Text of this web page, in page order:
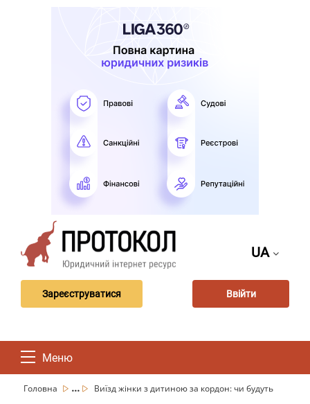
UA
Зареєструватися Ввійти
Меню
Головна ...
Виїзд жінки з дитиною за кордон: чи будуть